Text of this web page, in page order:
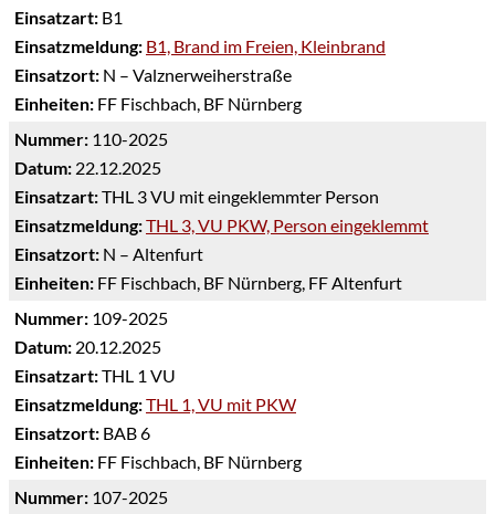
Einsatzart: B1
Einsatzmeldung: B1, Brand im Freien, Kleinbrand
Einsatzort: N – Valznerweiherstraße
Einheiten: FF Fischbach, BF Nürnberg
Nummer: 110-2025
Datum: 22.12.2025
Einsatzart:THL 3 VU mit eingeklemmter Person
Einsatzmeldung:THL 3, VU PKW, Person eingeklemmt
Einsatzort: N – Altenfurt
Einheiten: FF Fischbach, BF Nürnberg, FF Altenfurt
Nummer: 109-2025
Datum: 20.12.2025
Einsatzart:THL 1 VU
Einsatzmeldung:THL 1, VU mit PKW
Einsatzort: BAB 6
Einheiten: FF Fischbach, BF Nürnberg
Nummer: 107-2025